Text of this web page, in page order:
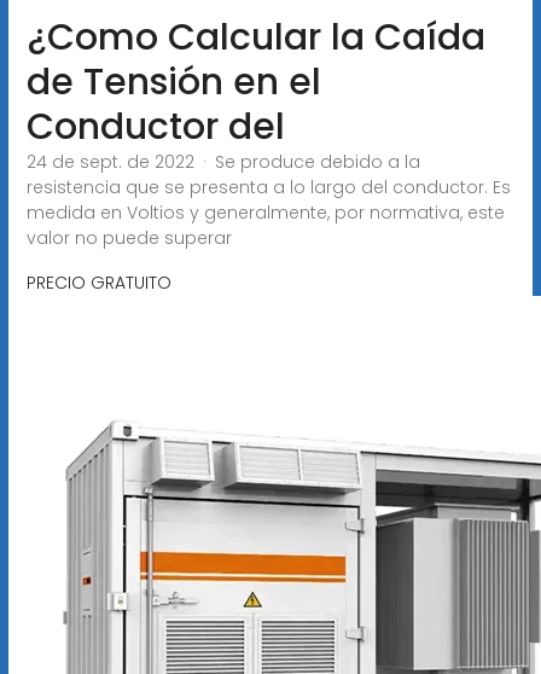
¿Como Calcular la Caída
de Tensión en el
Conductor del
24 de sept. de 2022 · Se produce debido a la
resistencia que se presenta a lo largo del conductor. Es
medida en Voltios y generalmente, por normativa, este
valor no puede superar
PRECIO GRATUITO